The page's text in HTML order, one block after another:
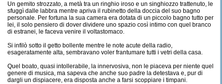
Un gemito strozzato, a metà tra un ringhio iroso e un singhiozzo trattenuto, le
sfuggì dalle labbra mentre apriva il rubinetto della doccia del suo bagno
personale. Per fortuna la sua camera era dotata di un piccolo bagno tutto per
lei, il solo pensiero di dover dividere uno spazio così intimo con quel branco
di estranei, le faceva venire il voltastomaco.
Si infilò sotto il getto bollente mentre le note acute della radio,
esageratamente alta, sembravano voler frantumare tutti i vetri della casa.
Quel boato, quasi intollerabile, la innervosiva, non le piaceva per niente quel
genere di musica, ma sapeva che anche suo padre la detestava e, pur di
dargli un dispiacere, era disposta anche a farsi scoppiare i timpani.